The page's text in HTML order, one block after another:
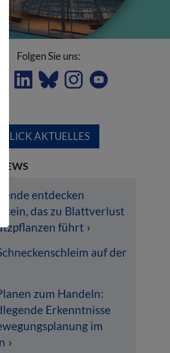
Folgen Sie uns:
AKTUELLES
entdecken
das zu Blattverlust
führt
auf der
zum Handeln:
Erkenntnisse
im